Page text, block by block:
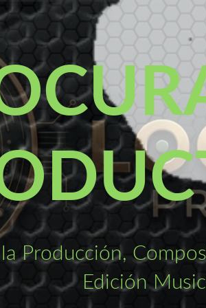
Producción,
Edición